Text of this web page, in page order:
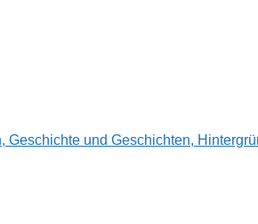
Geschichte und Geschichten,